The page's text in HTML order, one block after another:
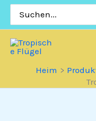
Zum
nach:
Heim